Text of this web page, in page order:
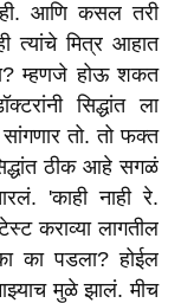
आणि कसल तरी
त्यांचे मित्र आहात
म्हणजे होऊ शकत
सिद्धांत ला
तो. तो फक्त
ठीक आहे सगळं
'काही नाही रे.
कराव्या लागतील
का पडला? होईल
मुळे झालं. मीच